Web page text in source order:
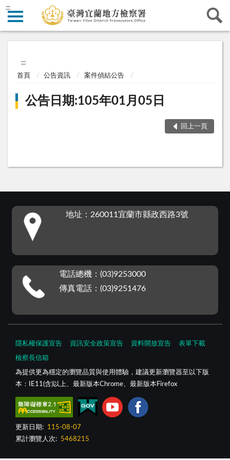
:::
:::
首頁 公告資訊 案件偵結公告
公告日期:105年01月05日
回上一頁
地址：260011宜蘭市縣政西路3號
電話總機：(03)9253000
傳真電話：(03)9251476
隱私權保護宣告 資訊安全政策宣告 資料開放宣告 表單下載
檢察長信箱
為提供更為穩定的瀏覽品質與使用體驗，建議更新瀏覽器至以下版
本：IE11(含)以上、最新版本Chrome、最新版本Firefox
更新日期:
115-08-07
累計瀏覽人次:
5468215